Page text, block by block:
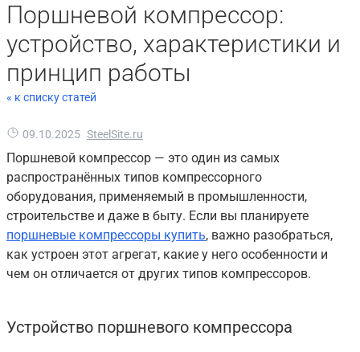
Поршневой компрессор:
устройство, характеристики и
принцип работы
« к списку статей
09.10.2025 SteelSite.ru
Поршневой компрессор — это один из самых
распространённых типов компрессорного
оборудования, применяемый в промышленности,
строительстве и даже в быту. Если вы планируете
поршневые компрессоры купить, важно разобраться,
как устроен этот агрегат, какие у него особенности и
чем он отличается от других типов компрессоров.
Устройство поршневого компрессора